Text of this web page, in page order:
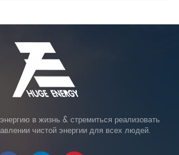
в жизнь & стремиться реализовать
чистой энергии для всех людей.